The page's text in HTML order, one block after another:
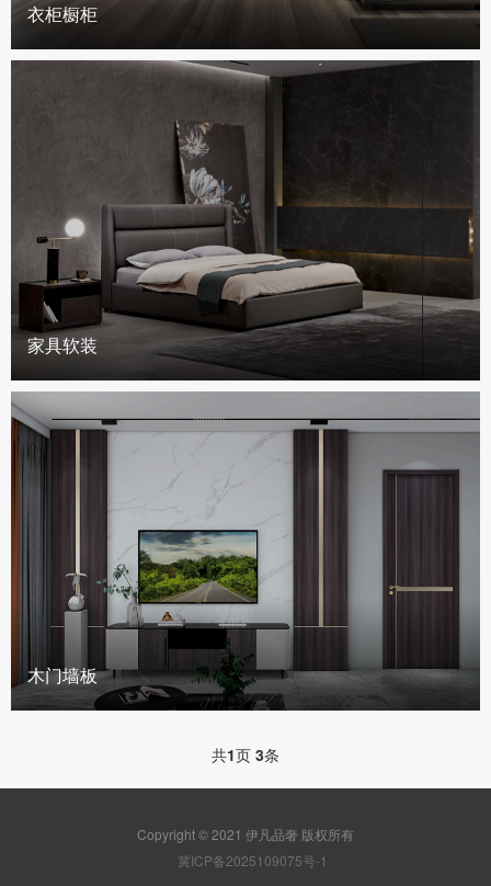
衣柜橱柜
家具软装
木门墙板
共1页 3条
Copyright © 2021 伊凡品奢 版权所有
冀ICP备2025109075号-1